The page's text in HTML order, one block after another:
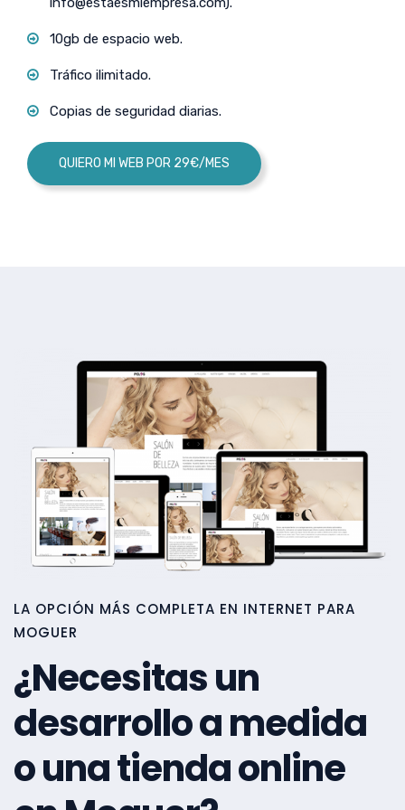
10gb de espacio web.
Tráfico ilimitado.
Copias de seguridad diarias.
QUIERO MI WEB POR 29€/MES
LA OPCIÓN MÁS COMPLETA EN INTERNET PARA
MOGUER
¿Necesitas un
desarrollo a medida
o una tienda online